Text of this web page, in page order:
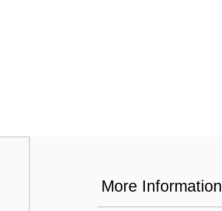
More Information